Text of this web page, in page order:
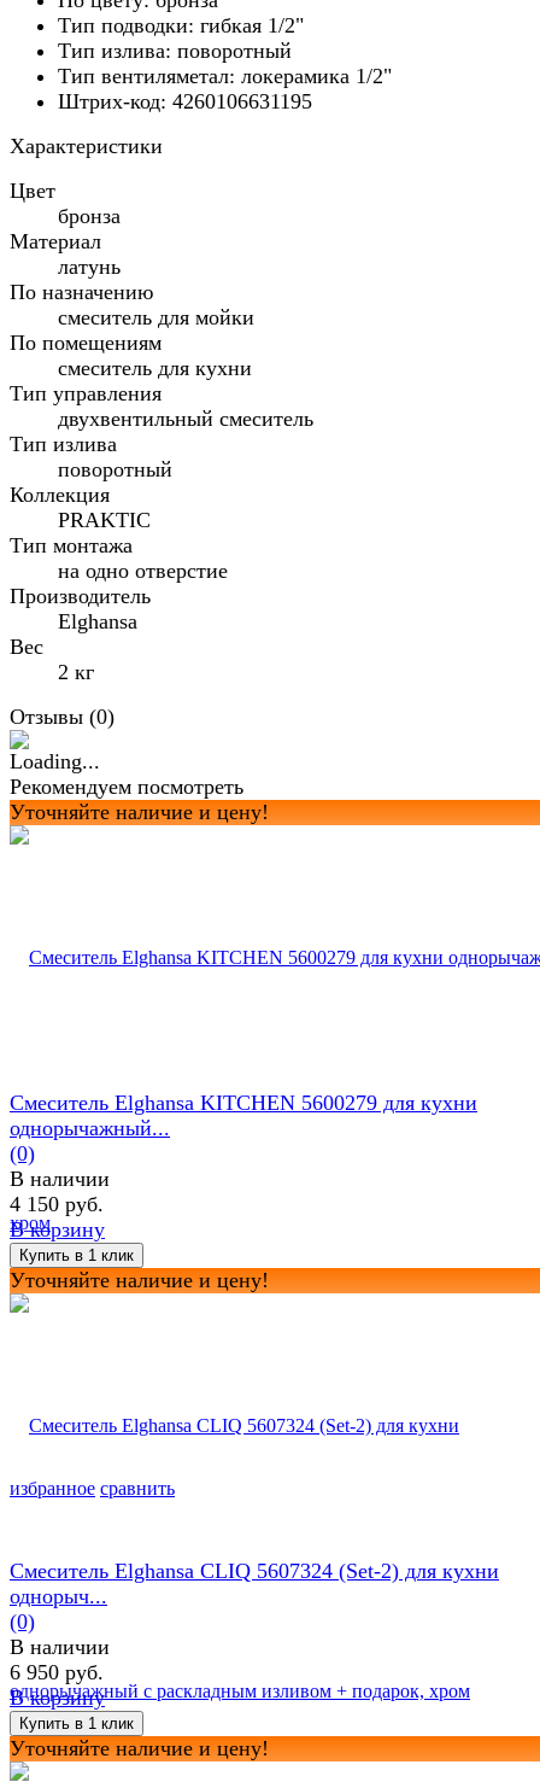
Тип подводки: гибкая 1/2"
Тип излива: поворотный
Тип вентиляметал: локерамика 1/2"
Штрих-код: 4260106631195
Характеристики
Цвет
бронза
Материал
латунь
По назначению
смеситель для мойки
По помещениям
смеситель для кухни
Тип управления
двухвентильный смеситель
Тип излива
поворотный
Коллекция
PRAKTIC
Тип монтажа
на одно отверстие
Производитель
Elghansa
Вес
2 кг
Отзывы (0)
Рекомендуем посмотреть
Уточняйте наличие и цену!
избранное сравнить
Смеситель Elghansa KITCHEN 5600279 для кухни
однорычажный...
(0)
В наличии
4 150 руб.
В корзину
Уточняйте наличие и цену!
Смеситель Elghansa CLIQ 5607324 (Set-2) для кухни
однорыч...
(0)
В наличии
6 950 руб.
В корзину
Уточняйте наличие и цену!